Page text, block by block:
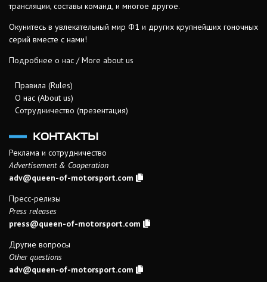
трансляции, составы команд, и многое другое.
Окунитесь в увлекательный мир Ф1 и других крупнейших гоночных
серий вместе с нами!
Подробнее о нас / More about us
Правила (Rules)
О нас (About us)
Сотрудничество (презентация)
КОНТАКТЫ
Реклама и сотрудничество
Advertisement & Cooperation
adv@queen-of-motorsport.com
Пресс-релизы
Press releases
press@queen-of-motorsport.com
Другие вопросы
Other questions
adv@queen-of-motorsport.com